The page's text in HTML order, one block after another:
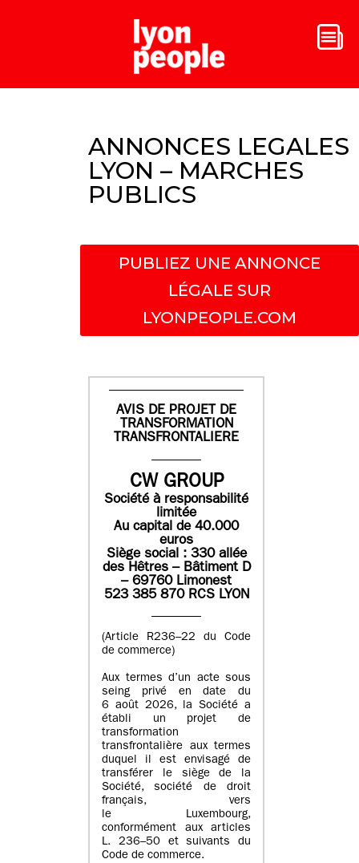
ANNONCES LEGALES
LYON – MARCHES
PUBLICS
PUBLIEZ UNE ANNONCE
LÉGALE SUR
LYONPEOPLE.COM
AVIS DE PROJET DE
TRANSFORMATION
TRANSFRONTALIERE
CW GROUP
Société à responsabilité
limitée
Au capital de 40.000
euros
Siège social : 330 allée
des Hêtres – Bâtiment D
– 69760 Limonest
523 385 870 RCS LYON
(Article R236–22 du Code
de commerce)
Aux termes d’un acte sous
seing privé en date du
6 août 2026, la Société a
établi un projet de
transformation
transfrontalière aux termes
duquel il est envisagé de
transférer le siège de la
Société, société de droit
français, vers
le Luxembourg,
conformément aux articles
L. 236–50 et suivants du
Code de commerce.